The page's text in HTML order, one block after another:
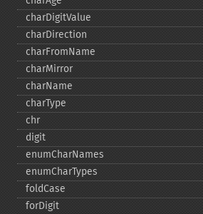
charDigitValue
charDirection
charFromName
charMirror
charName
charType
chr
digit
enumCharNames
enumCharTypes
foldCase
forDigit